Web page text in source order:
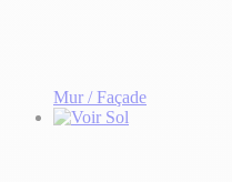
Mur / Façade